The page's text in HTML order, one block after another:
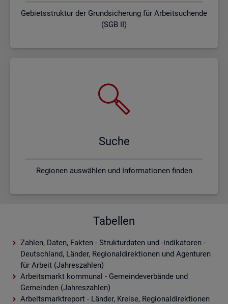
Gebietsstruktur der Grundsicherung für Arbeitsuchende
(SGB II)
Suche
Regionen auswählen und Informationen finden
Tabellen
Zahlen, Daten, Fakten - Strukturdaten und -indikatoren -
Deutschland, Länder, Regionaldirektionen und Agenturen
für Arbeit (Jahreszahlen)
Arbeitsmarkt kommunal - Gemeindeverbände und
Gemeinden (Jahreszahlen)
Arbeitsmarktreport - Länder, Kreise, Regionaldirektionen